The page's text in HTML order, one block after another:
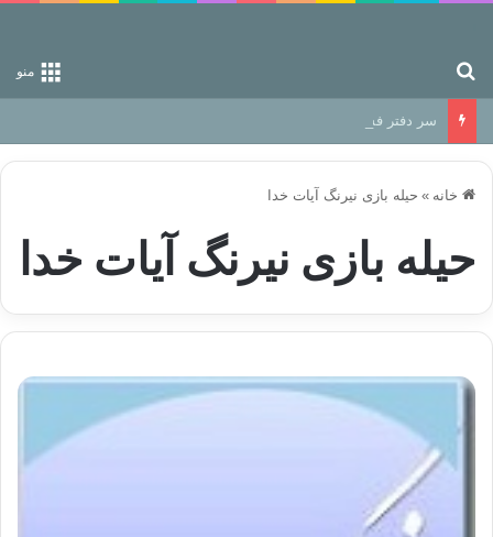
منو
سر دفتر فساد در زمین‌، دوری وکناره‌گیری از راه خداست‌!
خانه » حیله بازی نیرنگ آیات خدا
حیله بازی نیرنگ آیات خدا